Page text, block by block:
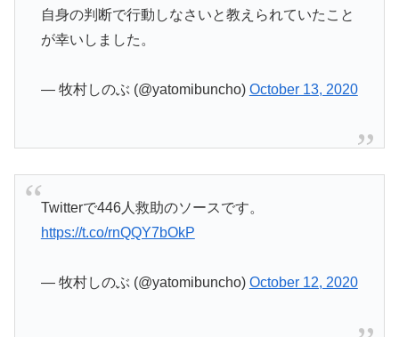
自身の判断で行動しなさいと教えられていたこと
が幸いしました。
— 牧村しのぶ (@yatomibuncho) October 13, 2020
Twitterで446人救助のソースです。
https://t.co/rnQQY7bOkP
— 牧村しのぶ (@yatomibuncho) October 12, 2020